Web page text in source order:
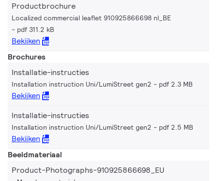
Productbrochure
Localized commercial leaflet 910925866698 nl_BE
pdf 311.2 kB
Bekijken
Brochures
Installatie-instructies
Installation instruction Uni/LumiStreet gen2 pdf 2.3 MB
Bekijken
Installatie-instructies
Installation instruction Uni/LumiStreet gen2 pdf 2.5 MB
Bekijken
Beeldmateriaal
Product-Photographs-910925866698_EU